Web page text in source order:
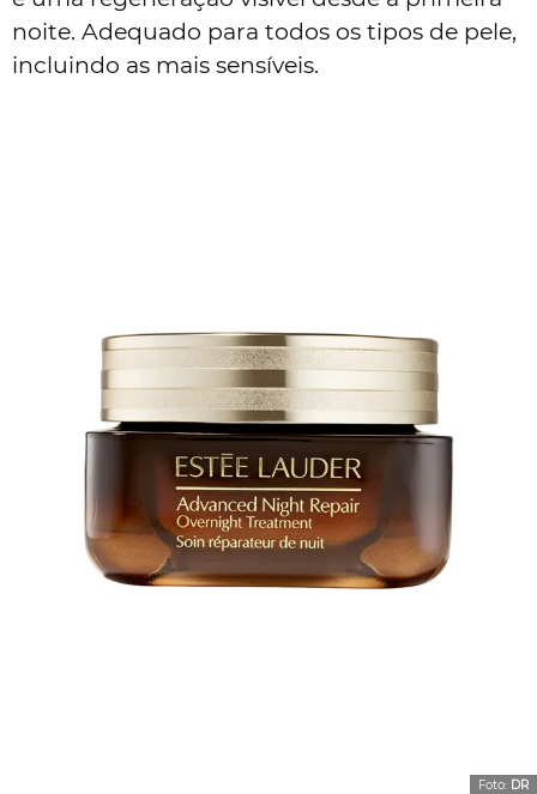
noite. Adequado para todos os tipos de pele,
incluindo as mais sensíveis.
Foto: DR